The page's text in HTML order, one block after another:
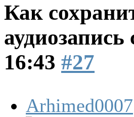
Как
аудиозапись
16:43 #27
Arhimed0007